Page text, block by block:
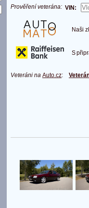
Prověření veterána: VIN:
Naši
S
Veteráni na Auto.cz: